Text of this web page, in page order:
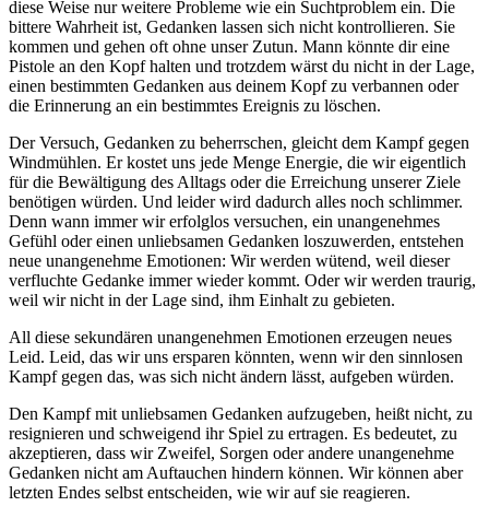
diese Weise nur weitere Probleme wie ein Suchtproblem ein. Die
bittere Wahrheit ist, Gedanken lassen sich nicht kontrollieren. Sie
kommen und gehen oft ohne unser Zutun. Mann könnte dir eine
Pistole an den Kopf halten und trotzdem wärst du nicht in der Lage,
einen bestimmten Gedanken aus deinem Kopf zu verbannen oder
die Erinnerung an ein bestimmtes Ereignis zu löschen.
Der Versuch, Gedanken zu beherrschen, gleicht dem Kampf gegen
Windmühlen. Er kostet uns jede Menge Energie, die wir eigentlich
für die Bewältigung des Alltags oder die Erreichung unserer Ziele
benötigen würden. Und leider wird dadurch alles noch schlimmer.
Denn wann immer wir erfolglos versuchen, ein unangenehmes
Gefühl oder einen unliebsamen Gedanken loszuwerden, entstehen
neue unangenehme Emotionen: Wir werden wütend, weil dieser
verfluchte Gedanke immer wieder kommt. Oder wir werden traurig,
weil wir nicht in der Lage sind, ihm Einhalt zu gebieten.
All diese sekundären unangenehmen Emotionen erzeugen neues
Leid. Leid, das wir uns ersparen könnten, wenn wir den sinnlosen
Kampf gegen das, was sich nicht ändern lässt, aufgeben würden.
Den Kampf mit unliebsamen Gedanken aufzugeben, heißt nicht, zu
resignieren und schweigend ihr Spiel zu ertragen. Es bedeutet, zu
akzeptieren, dass wir Zweifel, Sorgen oder andere unangenehme
Gedanken nicht am Auftauchen hindern können. Wir können aber
letzten Endes selbst entscheiden, wie wir auf sie reagieren.